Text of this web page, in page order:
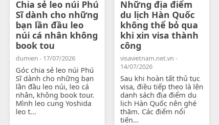
Chia sẻ leo núi Phú
Sĩ dành cho những
bạn lần đầu leo
núi cá nhân không
book tou
dumien - 17/07/2026
Góc chia sẻ leo núi Phú
Sĩ dành cho những bạn
lần đầu leo núi, leo cá
nhân, không book tour.
Mình leo cung Yoshida
leo t...
Những địa điểm
du lịch Hàn Quốc
không thể bỏ qua
khi xin visa thành
công
visavietnam.net.vn -
14/07/2026
Sau khi hoàn tất thủ tục
visa, điều tiếp theo là lên
danh sách địa điểm du
lịch Hàn Quốc nên ghé
thăm. Các điểm nổi
tiến...